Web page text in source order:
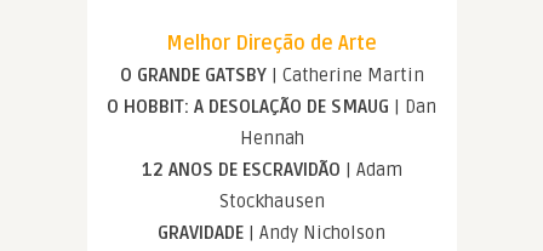
Melhor Direção de Arte
O GRANDE GATSBY| Catherine Martin
O HOBBIT: A DESOLAÇÃO DE SMAUG | Dan
Hennah
12 ANOS DE ESCRAVIDÃO | Adam
Stockhausen
GRAVIDADE | Andy Nicholson